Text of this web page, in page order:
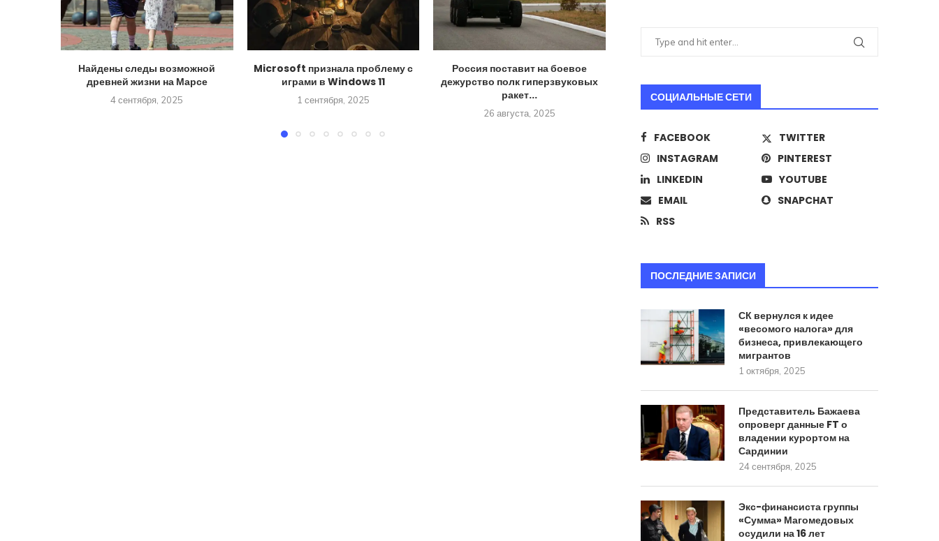
Найдены следы возможной
древней жизни на Марсе
4 сентября, 2025
Microsoft признала проблему с
играми в Windows 11
1 сентября, 2025
Россия поставит на боевое
дежурство полк гиперзвуковых
ракет...
26 августа, 2025
России РСЗО для...
22 августа, 2025
СОЦИАЛЬНЫЕ СЕТИ
FACEBOOK
TWITTER
INSTAGRAM
PINTEREST
LINKEDIN
YOUTUBE
EMAIL
SNAPCHAT
RSS
ПОСЛЕДНИЕ ЗАПИСИ
СК вернулся к идее
«весомого налога» для
бизнеса, привлекающего
мигрантов
1 октября, 2025
Представитель Бажаева
опроверг данные FT о
владении курортом на
Сардинии
24 сентября, 2025
Экс-финансиста группы
«Сумма» Магомедовых
осудили на 16 лет